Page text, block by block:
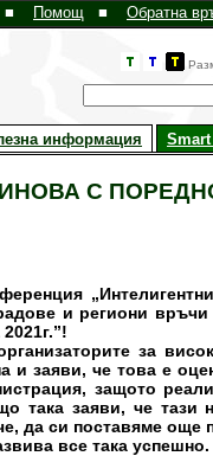
■ Помощ ■ Обратна
информация
С
и региони връчи
за
и заяви, че това е
защото
така заяви, че тази
да си поставяме още
все така успешно.